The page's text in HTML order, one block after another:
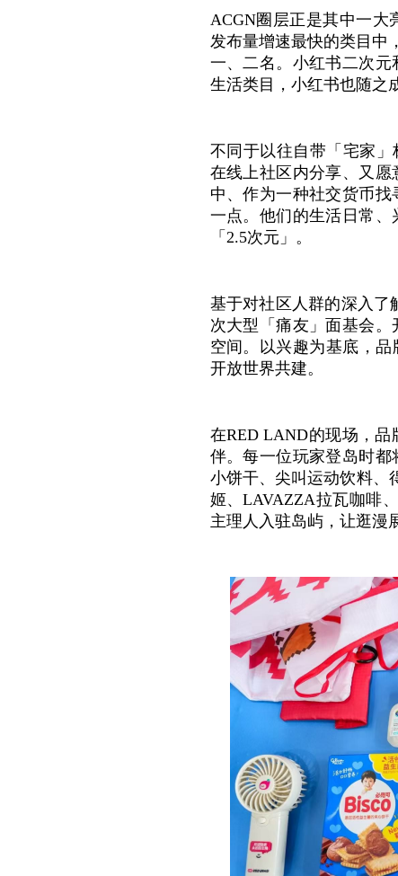
ACGN圈层正是其中一
发布量增速最快的类目中
一、二名。小红书二次
生活类目，小红书也随之
不同于以往自带「宅家
在线上社区内分享、又
中、作为一种社交货币
一点。他们的生活日常
「2.5次元」。
基于对社区人群的深入了
次大型「痛友」面基会
空间。以兴趣为基底，
开放世界共建。
在RED LAND的现场，
伴。每一位玩家登岛时
小饼干、尖叫运动饮料、
姬、LAVAZZA拉瓦咖啡
主理人入驻岛屿，让逛漫